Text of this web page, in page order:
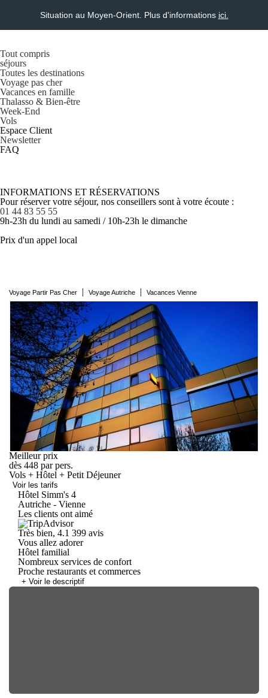
Situation au Moyen-Orient. Plus d'informations ici.
Tout compris
séjours
Toutes les destinations
Voyage pas cher
Vacances en famille
Thalasso & Bien-être
Week-End
Vols
Espace Client
Newsletter
FAQ
INFORMATIONS ET RÉSERVATIONS
Pour réserver votre séjour, nos conseillers sont à votre écoute :
01 44 83 55 55
9h-23h du lundi au samedi / 10h-23h le dimanche
Prix d'un appel local
Voyage Partir Pas Cher | Voyage Autriche | Vacances Vienne
Meilleur prix
dès 448 par pers.
Vols + Hôtel + Petit Déjeuner
Voir les tarifs
Hôtel Simm's 4
Autriche - Vienne
Les clients ont aimé
Très bien, 4.1 399 avis
Vous allez adorer
Hôtel familial
Nombreux services de confort
Proche restaurants et commerces
+ Voir le descriptif